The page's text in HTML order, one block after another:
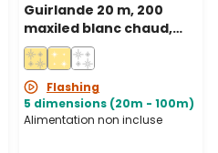
Guirlande 20 m, 200
maxiled blanc chaud,
câble blanc,
prolongeable, IP67
Flashing
5 dimensions (20m - 100m)
Alimentation non incluse